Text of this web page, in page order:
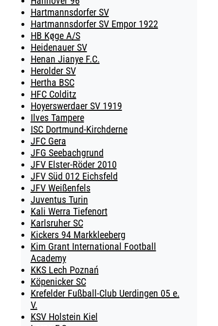
Hartmannsdorfer SV
Hartmannsdorfer SV Empor 1922
HB Køge A/S
Heidenauer SV
Henan Jianye F.C.
Herolder SV
Hertha BSC
HFC Colditz
Hoyerswerdaer SV 1919
Ilves Tampere
ISC Dortmund-Kirchderne
JFC Gera
JFG Seebachgrund
JFV Elster-Röder 2010
JFV Süd 012 Eichsfeld
JFV Weißenfels
Juventus Turin
Kali Werra Tiefenort
Karlsruher SC
Kickers 94 Markkleeberg
Kim Grant International Football
Academy
KKS Lech Poznań
Köpenicker SC
Krefelder Fußball-Club Uerdingen 05 e.
V.
KSV Holstein Kiel